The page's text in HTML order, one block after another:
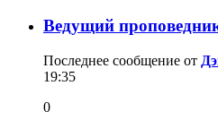
Ведущий
Последнее сообщение от
19:35
0